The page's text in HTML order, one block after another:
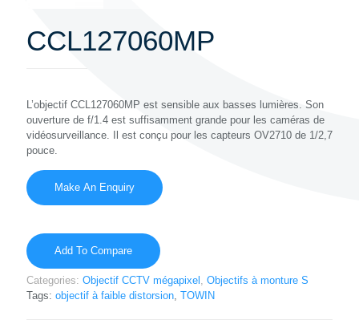
CCL127060MP
L’objectif CCL127060MP est sensible aux basses lumières. Son
ouverture de f/1.4 est suffisamment grande pour les caméras de
vidéosurveillance. Il est conçu pour les capteurs OV2710 de 1/2,7
pouce.
Add To Compare
Categories: Objectif CCTV mégapixel Objectifs à monture S
Tags: objectif à faible distorsion TOWIN